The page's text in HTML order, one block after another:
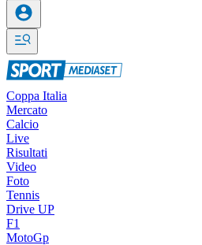
Coppa Italia
Mercato
Calcio
Live
Risultati
Video
Foto
Tennis
Drive UP
F1
MotoGp